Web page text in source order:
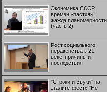
Экономика СССР
времен «застоя»:
жажда планомерности
(часть 2)
Рост социального
неравенства в 21
веке: причины и
последствия
"Строки и Звуки" на
эгалите-фесте "Не